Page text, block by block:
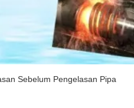
Sebelum Pengelasan Pipa